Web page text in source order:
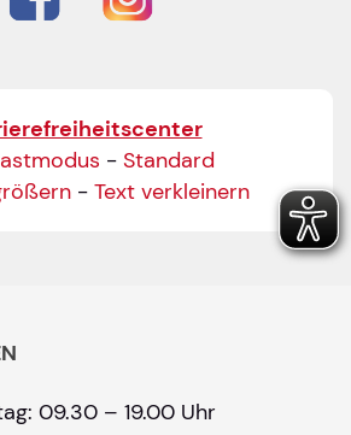
- Standard
- Text verkleinern
09.30 – 19.00 Uhr